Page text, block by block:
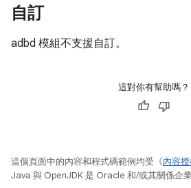
自訂
adbd 模組不支援自訂。
這對你有幫助嗎？
這個頁面中的內容和程式碼範例均受《內容
Java 與 OpenJDK 是 Oracle 和/或其關係企